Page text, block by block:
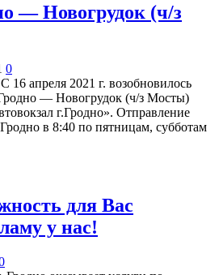
— Новогрудок (ч/з
0
апреля 2021 г. возобновилось
— Новогрудок (ч/з Мосты)
г.Гродно». Отправление
в 8:40 по пятницам, субботам
для Вас
у нас!